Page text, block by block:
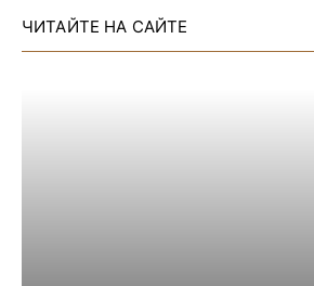
ЧИТАЙТЕ НА САЙТЕ